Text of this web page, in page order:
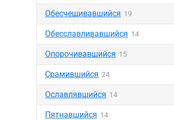
Обесчещивавшийся 19
Обесславливавшийся 14
Опорочивавшийся 15
Срамившийся 24
Ославлявшийся 14
Пятнавшийся 14